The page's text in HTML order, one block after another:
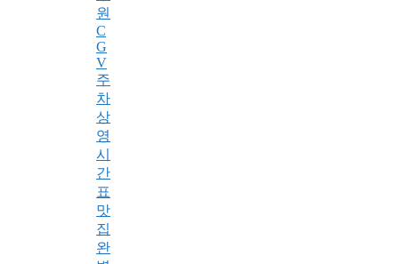
원
C
G
V
주
차
상
영
시
간
표
맛
집
완